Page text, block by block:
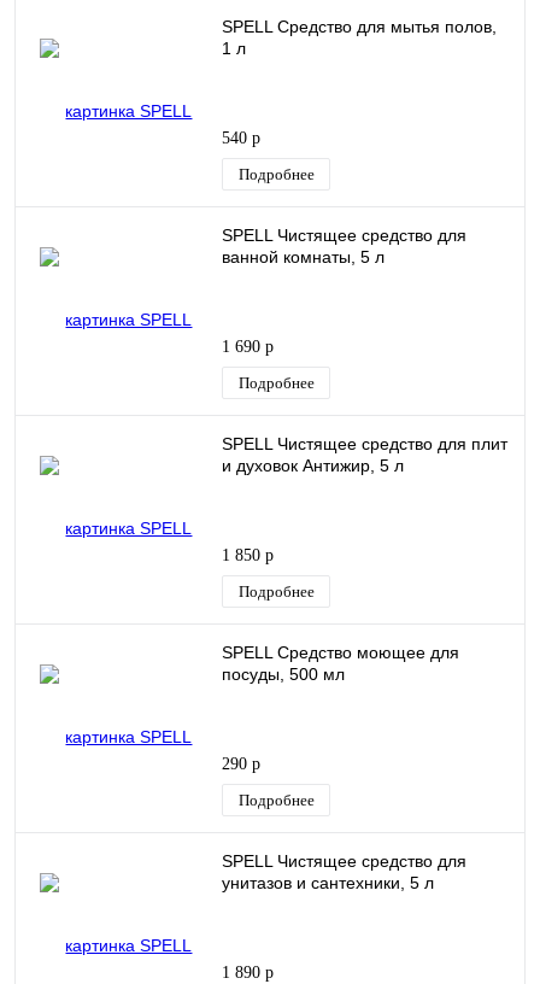
SPELL Средство для мытья полов,
1 л
540 р
Подробнее
SPELL Чистящее средство для
ванной комнаты, 5 л
1 690 р
Подробнее
SPELL Чистящее средство для плит
и духовок Антижир, 5 л
1 850 р
Подробнее
SPELL Средство моющее для
посуды, 500 мл
290 р
Подробнее
SPELL Чистящее средство для
унитазов и сантехники, 5 л
1 890 р